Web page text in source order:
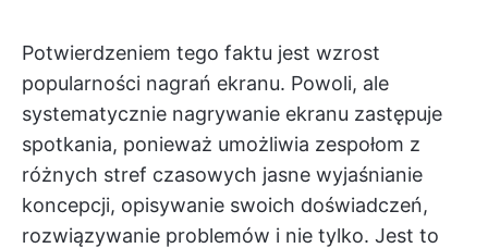
Potwierdzeniem tego faktu jest wzrost
popularności nagrań ekranu. Powoli, ale
systematycznie nagrywanie ekranu zastępuje
spotkania, ponieważ umożliwia zespołom z
różnych stref czasowych jasne wyjaśnianie
koncepcji, opisywanie swoich doświadczeń,
rozwiązywanie problemów i nie tylko. Jest to